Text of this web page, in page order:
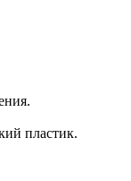
пластик.